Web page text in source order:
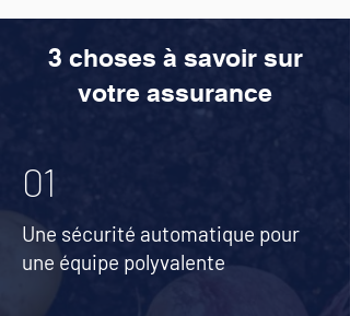
3 choses à savoir sur
votre assurance
01
Une sécurité automatique pour
une équipe polyvalente